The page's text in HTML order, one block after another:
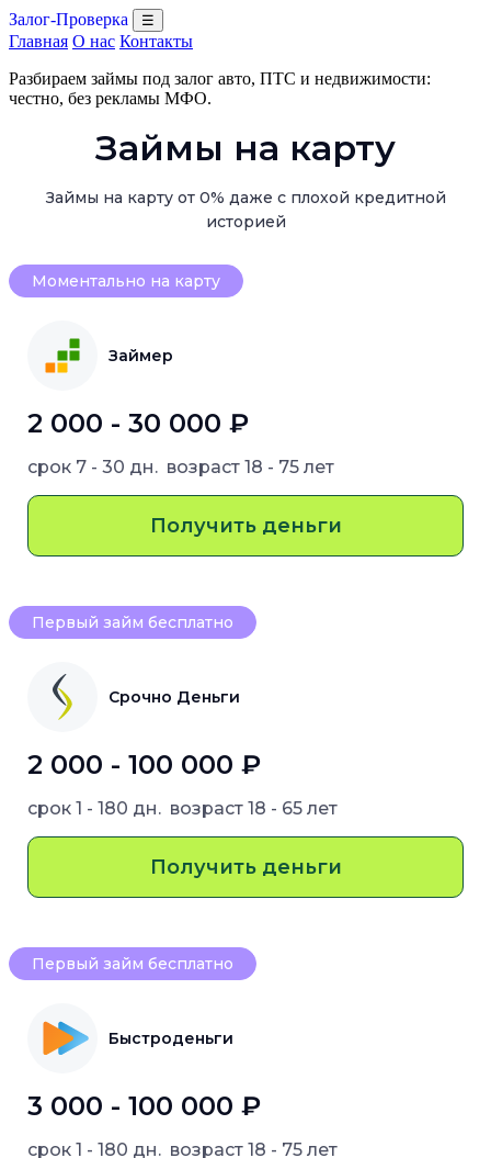
Залог-Проверка ☰
Главная О нас Контакты
Разбираем займы под залог авто, ПТС и недвижимости:
честно, без рекламы МФО.
Займы на карту
Займы на карту от 0% даже с плохой кредитной
историей
Моментально на карту
Займер
2 000 - 30 000 ₽
срок 7 - 30 дн. возраст 18 - 75 лет
Получить деньги
Первый займ бесплатно
Срочно Деньги
2 000 - 100 000 ₽
срок 1 - 180 дн. возраст 18 - 65 лет
Получить деньги
Первый займ бесплатно
Быстроденьги
3 000 - 100 000 ₽
срок 1 - 180 дн. возраст 18 - 75 лет